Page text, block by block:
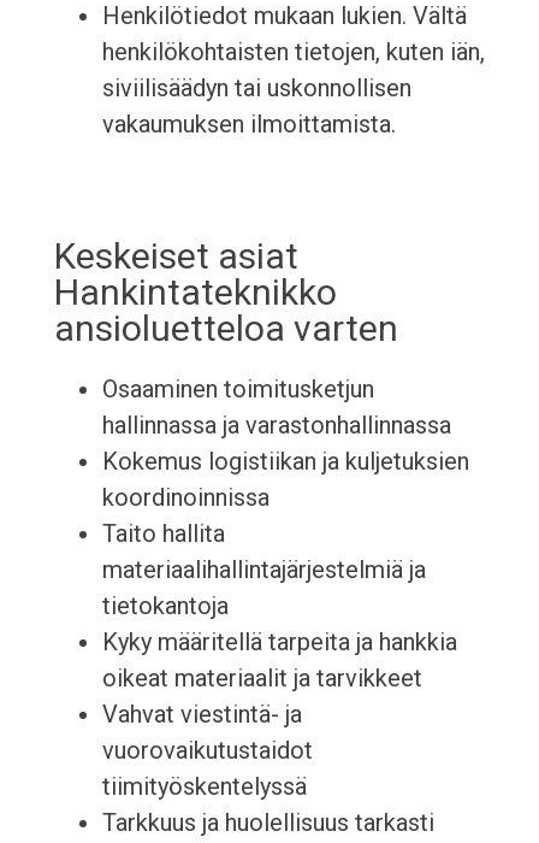
Henkilötiedot mukaan lukien. Vältä
henkilökohtaisten tietojen, kuten iän,
siviilisäädyn tai uskonnollisen
vakaumuksen ilmoittamista.
Keskeiset asiat
Hankintateknikko
ansioluetteloa varten
Osaaminen toimitusketjun
hallinnassa ja varastonhallinnassa
Kokemus logistiikan ja kuljetuksien
koordinoinnissa
Taito hallita
materiaalihallintajärjestelmiä ja
tietokantoja
Kyky määritellä tarpeita ja hankkia
oikeat materiaalit ja tarvikkeet
Vahvat viestintä- ja
vuorovaikutustaidot
tiimityöskentelyssä
Tarkkuus ja huolellisuus tarkasti